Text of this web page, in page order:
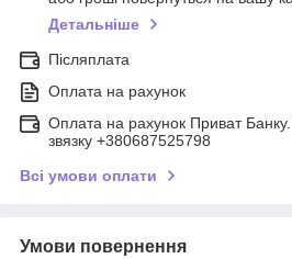
Детальніше
Післяплата
Оплата на рахунок
Оплата на рахунок Приват
звязку +380687525798
Всі умови оплати
Умови повернення